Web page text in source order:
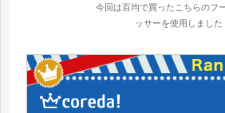
今回は百均で買ったこちらのフ
ッサーを使用しました